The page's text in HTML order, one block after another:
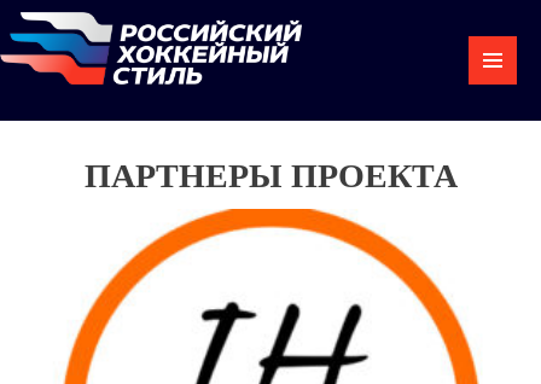
ПАРТНЕРЫ ПРОЕКТА